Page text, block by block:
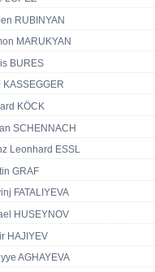
RUBINYAN
MARUKYAN
BURES
KASSEGGER
KÖCK
SCHENNACH
Leonhard ESSL
GRAF
FATALIYEVA
HUSEYNOV
HAJIYEV
AGHAYEVA